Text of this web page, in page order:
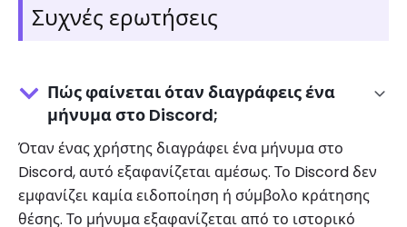
Συχνές ερωτήσεις
Πώς φαίνεται όταν διαγράφεις ένα
μήνυμα στο Discord;
Όταν ένας χρήστης διαγράφει ένα μήνυμα στο
Discord, αυτό εξαφανίζεται αμέσως. Το Discord δεν
εμφανίζει καμία ειδοποίηση ή σύμβολο κράτησης
θέσης. Το μήνυμα εξαφανίζεται από το ιστορικό